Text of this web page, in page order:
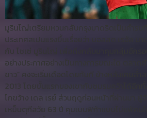
มูรินโญ่เตรียมหวนกลับกรุงมาดริดเป็นคำรบที่
ประเทศสเปนแรงขึ้นเรื่อยว่า บอลสด เรอัล ม
อย่างประกาศอย่างเป็นทางการขณะใด ตลาดซั
ขาว” คงจะเริ่มเดือดโดยทันที ข้างหลังเคยล่ำ
2013 โดยขั้นแรกของเขากับชมรมคว้าได้อีกทั้
โกขว้าง เดล เรย์ ส่วนฤดูก่อนหน้าที่ผ่านมา ผู้
เหม็นตุกีสวัย 63 ปี คุมเบนฟิก้าแบบไม่แพ้คนใ